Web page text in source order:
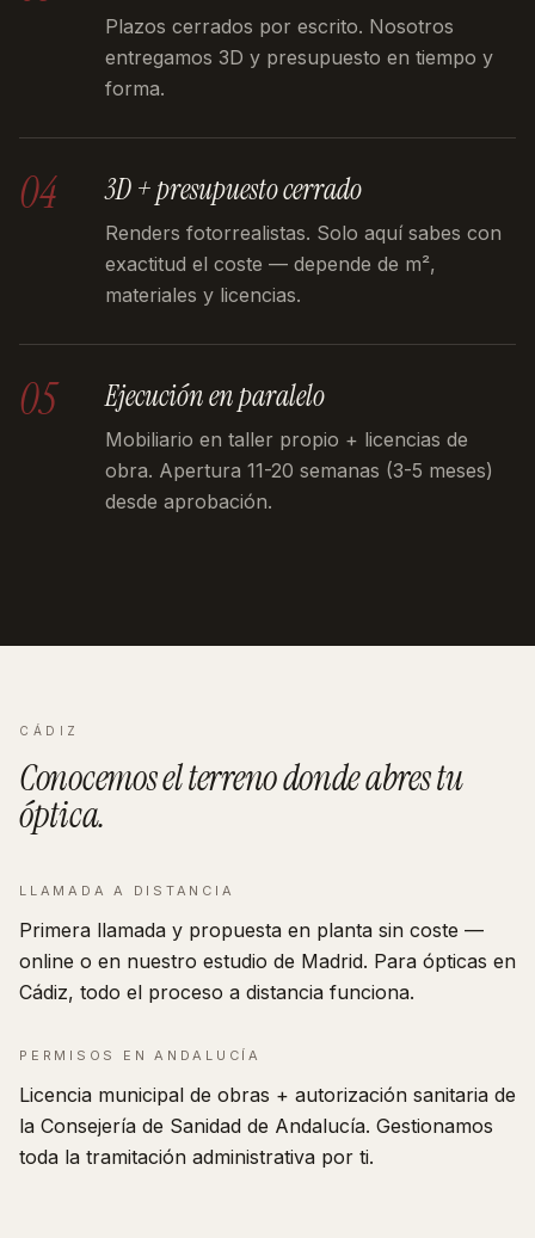
Plazos cerrados por escrito. Nosotros
entregamos 3D y presupuesto en tiempo y
forma.
04 3D + presupuesto cerrado
Renders fotorrealistas. Solo aquí sabes con
exactitud el coste — depende de m²,
materiales y licencias.
05 Ejecución en paralelo
Mobiliario en taller propio + licencias de
obra. Apertura 11-20 semanas (3-5 meses)
desde aprobación.
CÁDIZ
Conocemos el terreno donde abres tu
óptica.
LLAMADA A DISTANCIA
Primera llamada y propuesta en planta sin coste —
online o en nuestro estudio de Madrid. Para ópticas en
Cádiz, todo el proceso a distancia funciona.
PERMISOS EN ANDALUCÍA
Licencia municipal de obras + autorización sanitaria de
la Consejería de Sanidad de Andalucía. Gestionamos
toda la tramitación administrativa por ti.